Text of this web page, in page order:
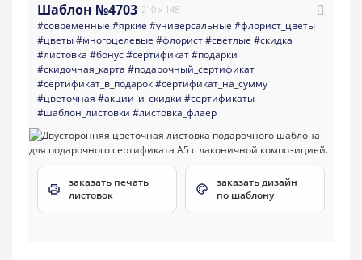
Шаблон №4703 210 x 148
#современные #яркие #универсальные #флорист_цветы
#цветы#многоцелевые #флорист#светлые #скидка
#листовка #бонус#сертификат#подарки
#скидочная_карта #подарочный_сертификат
#сертификат_в_подарок#сертификат_на_сумму
#цветочная #акции_и_скидки #сертификаты
#шаблон_листовки #листовка_флаер
заказать печать
листовок
заказать дизайн
по шаблону